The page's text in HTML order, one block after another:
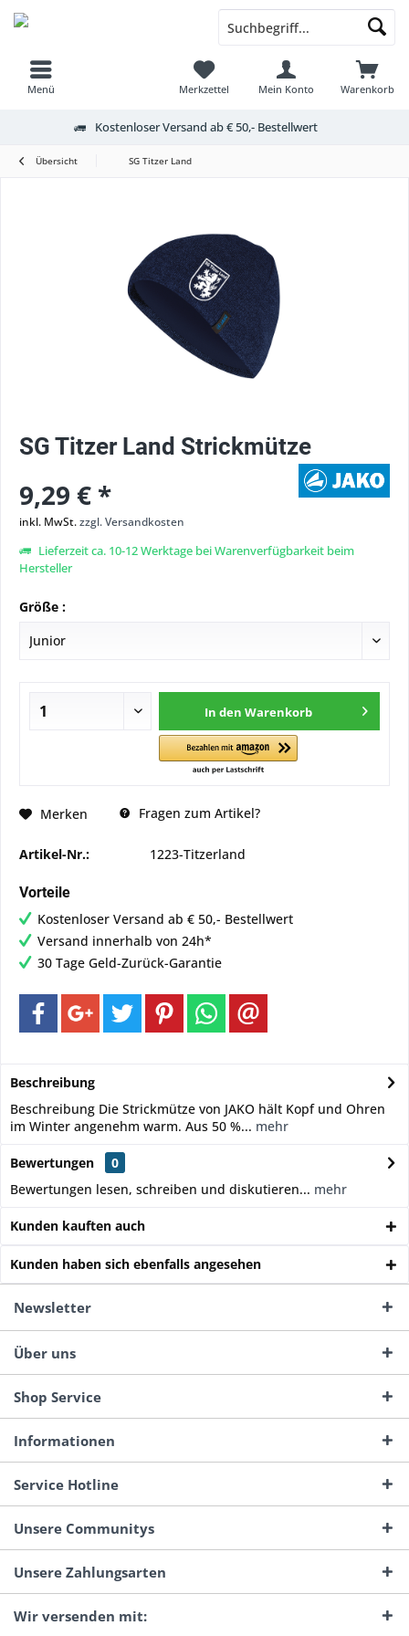
Menü Warenkorb
Merkzettel Mein Konto
Kostenloser Versand ab € 50,- Bestellwert
Übersicht SG Titzer Land
SG Titzer Land Strickmütze
9,29 € *
inkl. MwSt.zzgl. Versandkosten
Lieferzeit ca. 10-12 Werktage bei Warenverfügbarkeit beim
Hersteller
Größe :
In den Warenkorb
Merken Fragen zum Artikel?
Artikel-Nr.: 1223-Titzerland
Vorteile
Kostenloser Versand ab € 50,- Bestellwert
Versand innerhalb von 24h*
30 Tage Geld-Zurück-Garantie
Beschreibung
Beschreibung Die Strickmütze von JAKO hält Kopf und Ohren
im Winter angenehm warm. Aus 50 %... mehr
Bewertungen
0
Bewertungen lesen, schreiben und diskutieren... mehr
Kunden kauften auch
Kunden haben sich ebenfalls angesehen
Newsletter
Über uns
Shop Service
Informationen
Service Hotline
Unsere Communitys
Unsere Zahlungsarten
Wir versenden mit: